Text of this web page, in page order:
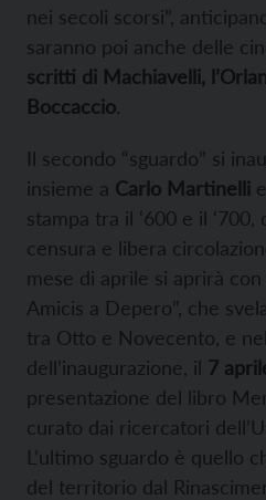
nei secoli scorsi”,
saranno poi anche delle
scritti di Machiavelli,
Boccaccio.
Il secondo “sguardo” si
insieme a Carlo Martinelli
stampa tra il ‘600 e il ‘700,
censura e libera
mese di aprile si aprirà
Amicis a Depero”, che
tra Otto e Novecento, e
dell’inaugurazione, il 7
presentazione del libro
curato dai ricercatori
L’ultimo sguardo è quello
del territorio dal